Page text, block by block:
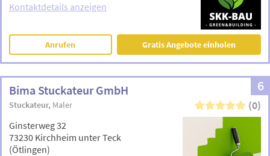
Kontaktdetails anzeigen
Anrufen Gratis Angebote einholen
6
Bima Stuckateur GmbH
Stuckateur Maler (0)
Ginsterweg 32
73230 Kirchheim unter Teck
(Ötlingen)